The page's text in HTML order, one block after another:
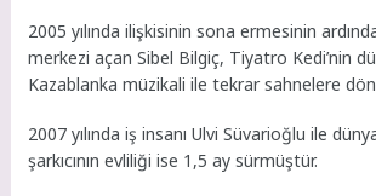
2005 yılında ilişkisinin sona ermesinin
merkezi açan Sibel Bilgiç, Tiyatro Kedi’nin
Kazablanka müzikali ile tekrar sahnelere
2007 yılında iş insanı Ulvi Süvarioğlu ile
şarkıcının evliliği ise 1,5 ay sürmüştür.